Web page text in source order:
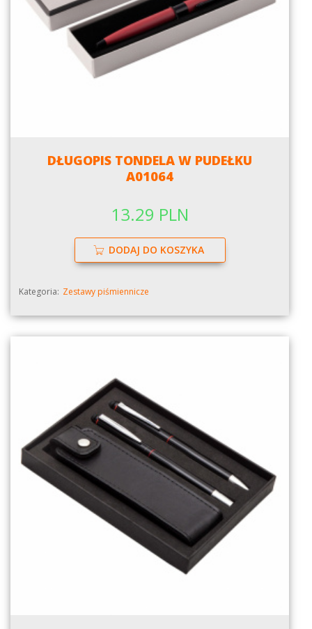
DŁUGOPIS TONDELA W PUDEŁKU
A01064
13.29 PLN
DODAJ DO KOSZYKA
Kategoria: Zestawy piśmiennicze